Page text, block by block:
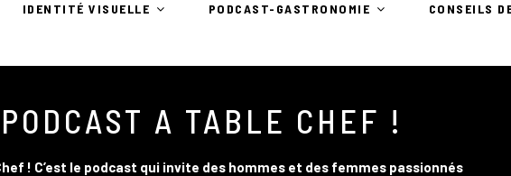
IDENTITÉ VISUELLE PODCAST-GASTRONOMIE CONSEILS
PODCAST A TABLE CHEF !
! C’est le podcast qui invite des hommes et des femmes passionnés